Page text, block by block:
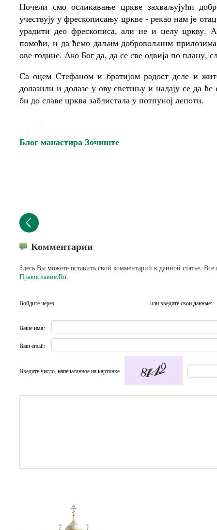
Почели смо осликавање цркве захваљујући
учествују у фрескописању цркве - рекао нам је
урадити део фрескописа, али не и целу цркву.
помоћи, и да ћемо даљим добровољним прилозима
ове године. Ако Бог да, да се све одвија по плану,
Са оцем Стефаном и братијом радост деле и
долазили и долазе у ову светињу и надају се да
би до славе црква заблистала у потпуној лепоти.
Блог манастира Зочиште
Комментарии
Здесь Вы можете оставить свой комментарий к данной статье.
Православие.Ru.
Войдите через или введите свои данные:
Ваше имя:
Ваш email:
Введите число, напечатанное на картинке